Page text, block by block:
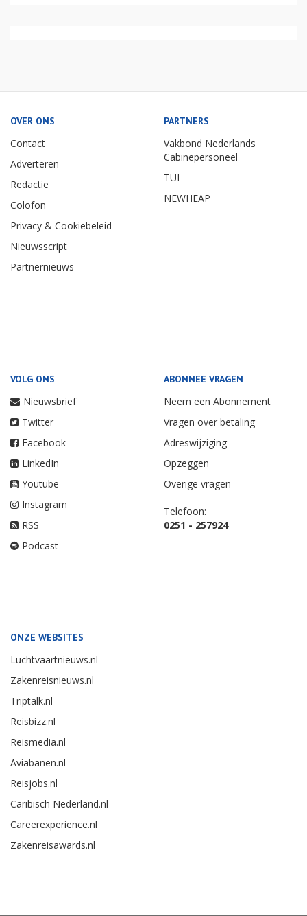
OVER ONS
Contact
Adverteren
Redactie
Colofon
Privacy & Cookiebeleid
Nieuwsscript
Partnernieuws
PARTNERS
Vakbond Nederlands
Cabinepersoneel
TUI
NEWHEAP
VOLG ONS
Nieuwsbrief
Twitter
Facebook
LinkedIn
Youtube
Instagram
RSS
Podcast
ABONNEE VRAGEN
Neem een Abonnement
Vragen over betaling
Adreswijziging
Opzeggen
Overige vragen
Telefoon:
0251 - 257924
ONZE WEBSITES
Luchtvaartnieuws.nl
Zakenreisnieuws.nl
Triptalk.nl
Reisbizz.nl
Reismedia.nl
Aviabanen.nl
Reisjobs.nl
Caribisch Nederland.nl
Careerexperience.nl
Zakenreisawards.nl